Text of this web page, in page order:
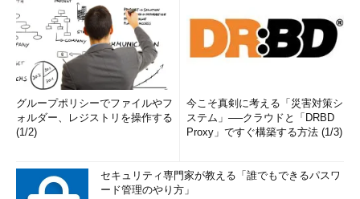
グループポリシーでファイルやフ
ォルダー、レジストリを操作する
(1/2)
今こそ真剣に考える「災害対策シ
ステム」──クラウドと「DRBD
Proxy」ですぐ構築する方法 (1/3)
セキュリティ専門家が教える「誰でもできるパスワ
ード管理のやり方」